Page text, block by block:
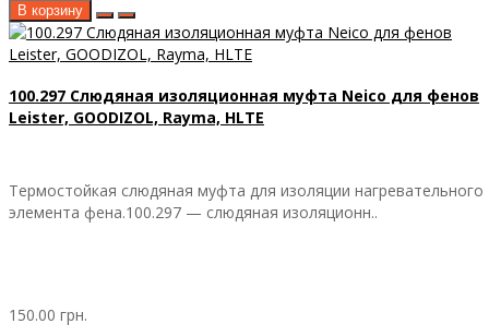
В корзину
100.297 Слюдяная изоляционная муфта Neico для фенов
Leister, GOODIZOL, Rayma, HLTE
Термостойкая слюдяная муфта для изоляции нагревательного
элемента фена.100.297 — слюдяная изоляционн..
150.00 грн.